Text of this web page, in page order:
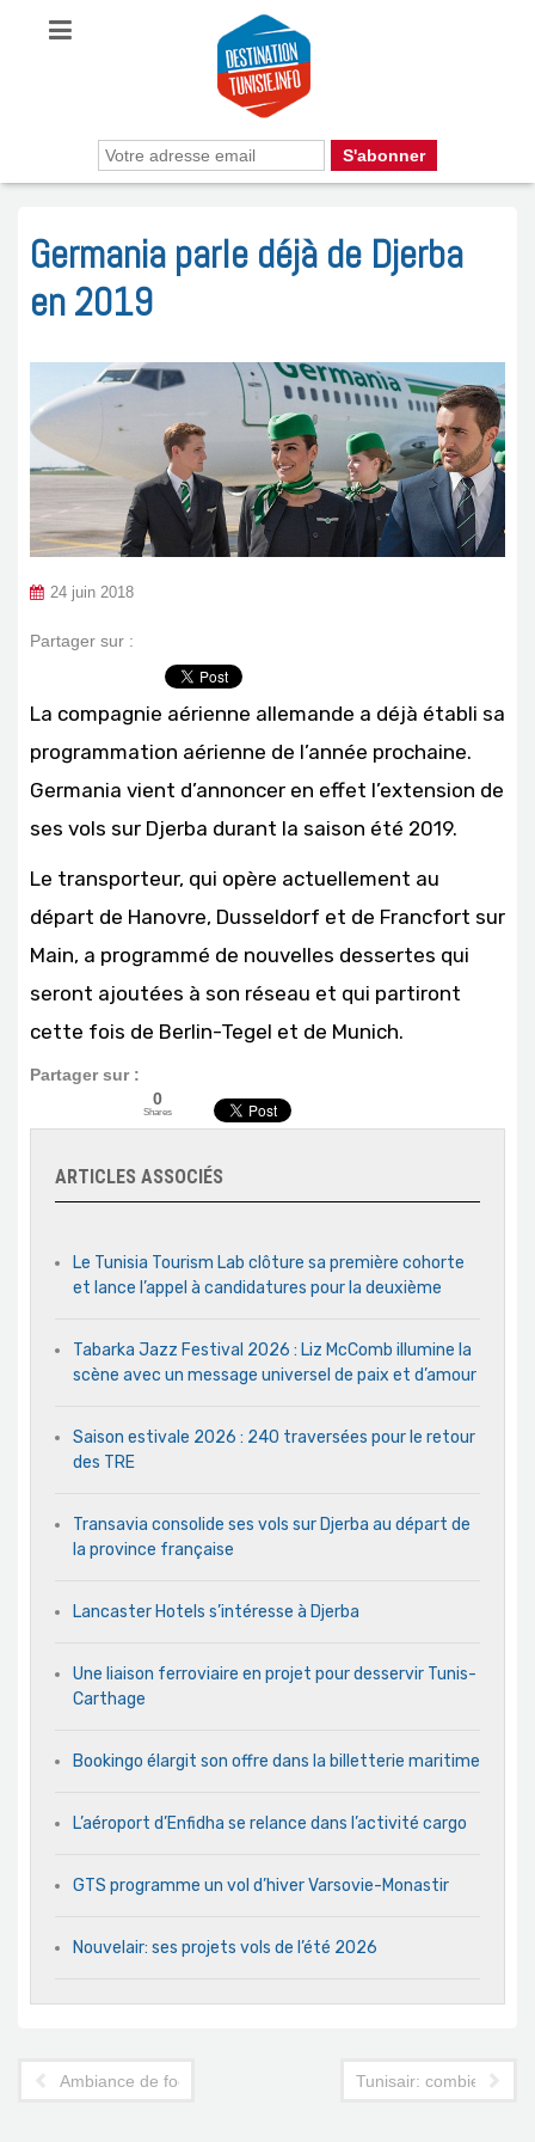
Germania parle déjà de Djerba
en 2019
24 juin 2018
Partager sur :
La compagnie aérienne allemande a déjà établi sa
programmation aérienne de l’année prochaine.
Germania vient d’annoncer en effet l’extension de
ses vols sur Djerba durant la saison été 2019.
Le transporteur, qui opère actuellement au
départ de Hanovre, Dusseldorf et de Francfort sur
Main, a programmé de nouvelles dessertes qui
seront ajoutées à son réseau et qui partiront
cette fois de Berlin-Tegel et de Munich.
Partager sur :
0
Shares
ARTICLES ASSOCIÉS
Le Tunisia Tourism Lab clôture sa première cohorte
et lance l’appel à candidatures pour la deuxième
Tabarka Jazz Festival 2026 : Liz McComb illumine la
scène avec un message universel de paix et d’amour
Saison estivale 2026 : 240 traversées pour le retour
des TRE
Transavia consolide ses vols sur Djerba au départ de
la province française
Lancaster Hotels s’intéresse à Djerba
Une liaison ferroviaire en projet pour desservir Tunis-
Carthage
Bookingo élargit son offre dans la billetterie maritime
L’aéroport d’Enfidha se relance dans l’activité cargo
GTS programme un vol d’hiver Varsovie-Monastir
Nouvelair: ses projets vols de l’été 2026
Ambiance de foot au départ du vol Londres-Tunis aujourd'hui
Tunisair: combien